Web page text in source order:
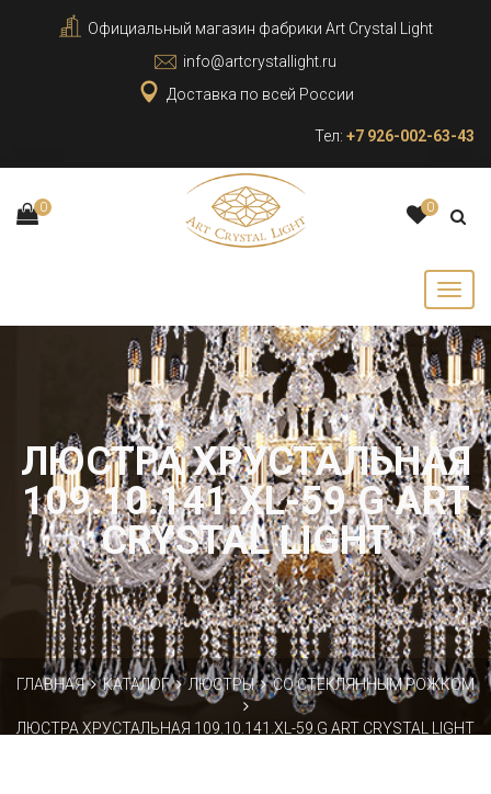
Официальный магазин фабрики Art Crystal Light
info@artcrystallight.ru
Доставка по всей России
Тел: +7 926-002-63-43
0 0
ЛЮСТРА ХРУСТАЛЬНАЯ
109.10.141.XL-59.G ART
CRYSTAL LIGHT
ГЛАВНАЯ КАТАЛОГ ЛЮСТРЫ СО СТЕКЛЯННЫМ РОЖКОМ
ЛЮСТРА ХРУСТАЛЬНАЯ 109.10.141.XL-59.G ART CRYSTAL LIGHT